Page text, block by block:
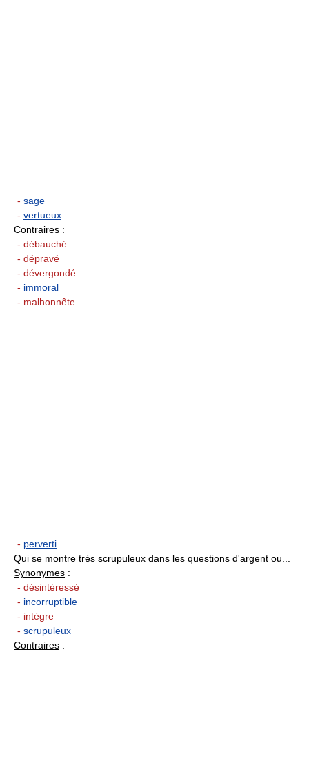
- sage
- vertueux
Contraires :
- débauché
- dépravé
- dévergondé
- immoral
- malhonnête
- perverti
Qui se montre très scrupuleux dans les questions d'argent ou...
Synonymes :
- désintéressé
- incorruptible
- intègre
- scrupuleux
Contraires :